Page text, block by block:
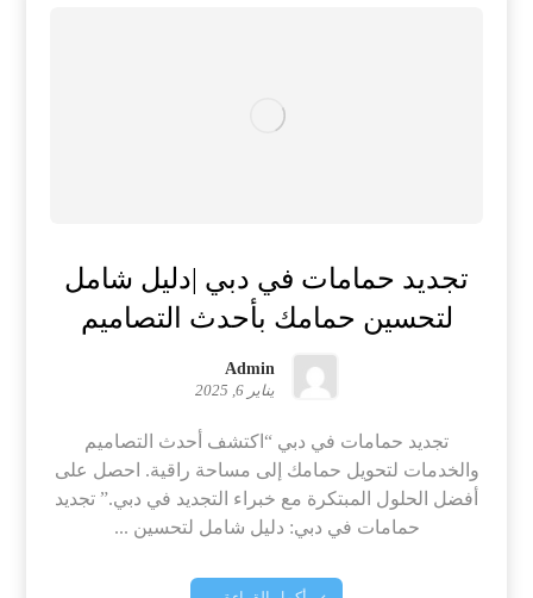
تجديد حمامات في دبي |دليل شامل
لتحسين حمامك بأحدث التصاميم
Admin
يناير 6, 2025
تجديد حمامات في دبي “اكتشف أحدث التصاميم
والخدمات لتحويل حمامك إلى مساحة راقية. احصل على
أفضل الحلول المبتكرة مع خبراء التجديد في دبي.” تجديد
حمامات في دبي: دليل شامل لتحسين ...